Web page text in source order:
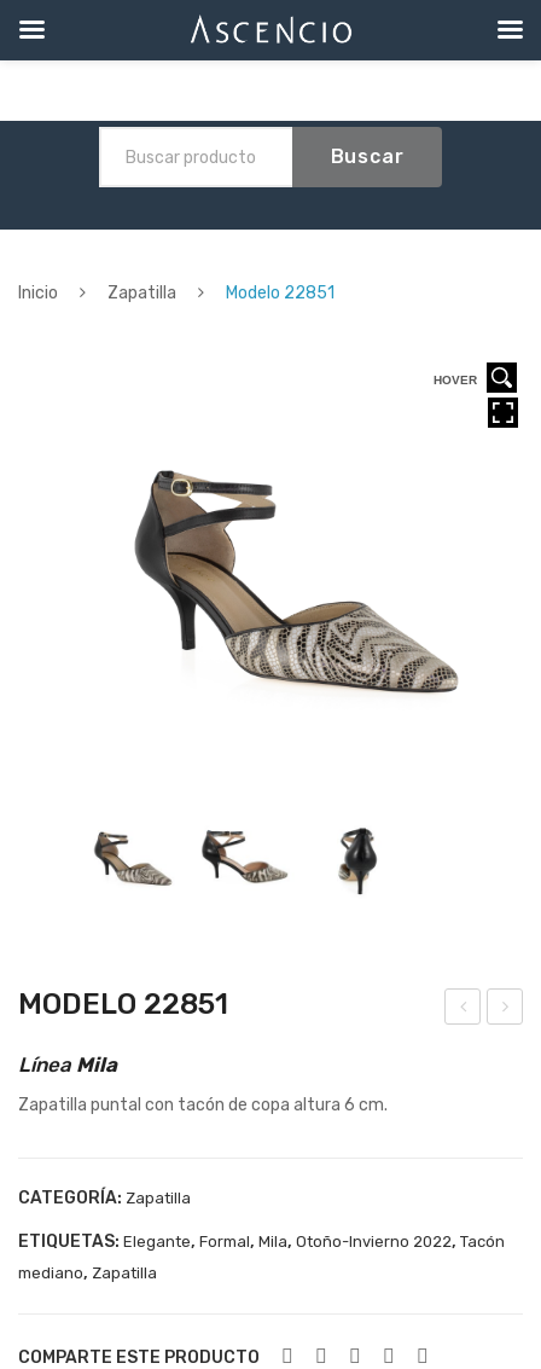
Buscar
Inicio Zapatilla Modelo 22851
HOVER
HOVER
HOVER
MODELO 22851
Línea Mila
Zapatilla puntal con tacón de copa altura 6 cm.
CATEGORÍA: Zapatilla
ETIQUETAS: Elegante, Formal, Mila, Otoño-Invierno 2022, Tacón
mediano, Zapatilla
COMPARTE ESTE PRODUCTO